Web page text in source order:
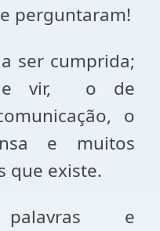
perguntaram!
ser cumprida;
e vir, o de
o
e muitos
que existe.
e